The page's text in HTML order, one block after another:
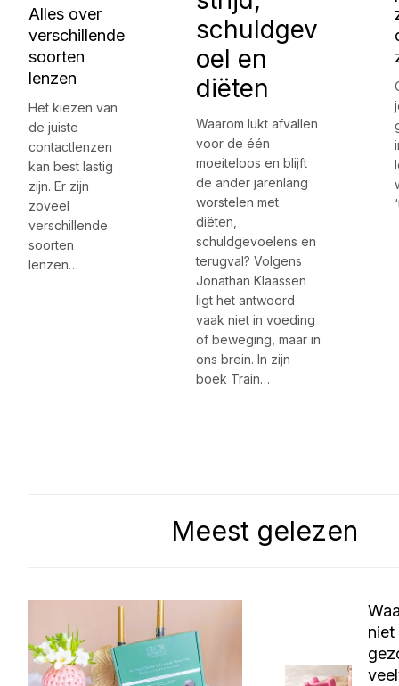
Alles over
verschillende
soorten
lenzen
Het kiezen van
de juiste
contactlenzen
kan best lastig
zijn. Er zijn
zoveel
verschillende
soorten
lenzen…
schuldgev
oel en
diëten
Waarom lukt afvallen
voor de één
moeiteloos en blijft
de ander jarenlang
worstelen met
diëten,
schuldgevoelens en
terugval? Volgens
Jonathan Klaassen
ligt het antwoord
vaak niet in voeding
of beweging, maar in
ons brein. In zijn
boek Train…
Meest gelezen